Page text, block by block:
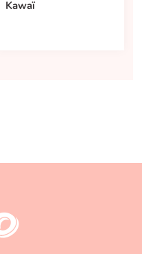
Kawaï